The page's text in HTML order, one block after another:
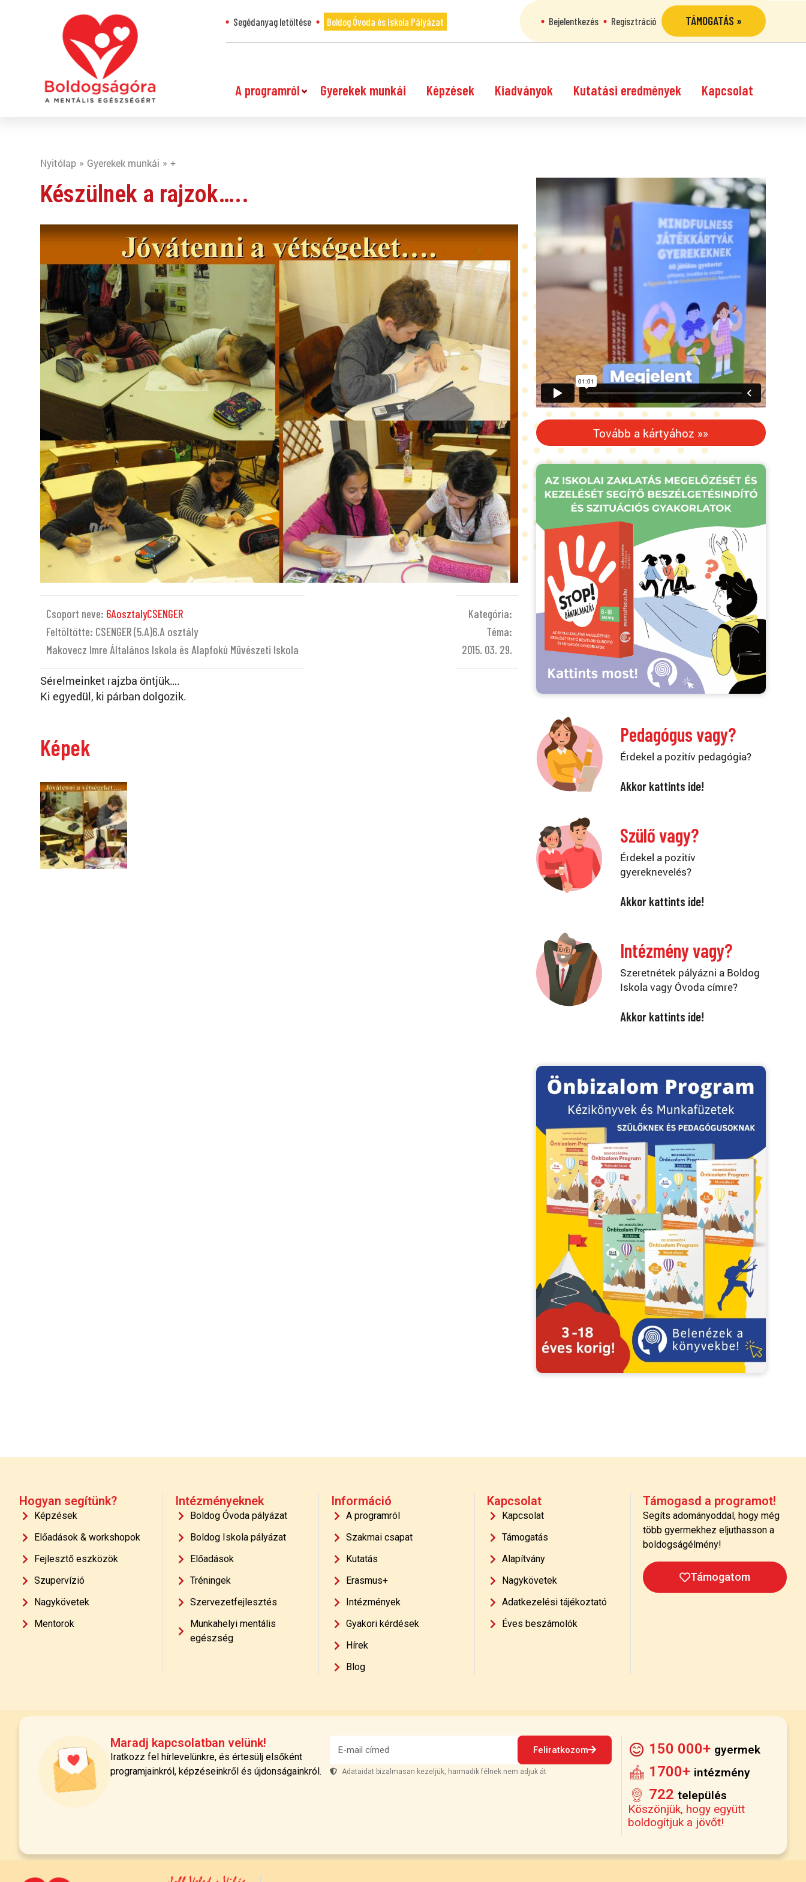
Segédanyag letöltése Boldog Óvoda és Iskola Pályázat Bejelentkezés Regisztráció TÁMOGATÁS »
A programról Gyerekek munkái Képzések Kiadványok Kutatási eredmények Kapcsolat
Nyitólap Gyerekek munkái +
Készülnek a rajzok…..
Csoport neve: 6AosztalyCSENGER
Feltöltötte: CSENGER (5.A)6.A osztály
Makovecz Imre Általános Iskola és Alapfokú Művészeti Iskola
Kategória:
Téma:
2015. 03. 29.
Sérelmeinket rajzba öntjük….
Ki egyedül, ki párban dolgozik.
Képek
Tovább a kártyához »»
Pedagógus vagy?
Érdekel a pozitív pedagógia?
Akkor kattints ide!
Szülő vagy?
Érdekel a pozitív
gyereknevelés?
Akkor kattints ide!
Intézmény vagy?
Szeretnétek pályázni a Boldog
Iskola vagy Óvoda címre?
Akkor kattints ide!
Hogyan segítünk?
Képzések
Előadások & workshopok
Fejlesztő eszközök
Szupervízió
Nagykövetek
Mentorok
Intézményeknek
Boldog Óvoda pályázat
Boldog Iskola pályázat
Előadások
Tréningek
Szervezetfejlesztés
Munkahelyi mentális
egészség
Információ
A programról
Szakmai csapat
Kutatás
Erasmus+
Intézmények
Gyakori kérdések
Hírek
Blog
Kapcsolat
Kapcsolat
Támogatás
Alapítvány
Nagykövetek
Adatkezelési tájékoztató
Éves beszámolók
Támogasd a programot!
Segíts adományoddal, hogy még
több gyermekhez eljuthasson a
boldogságélmény!
Támogatom
Maradj kapcsolatban velünk!
Iratkozz fel hírlevelünkre, és értesülj elsőként
programjainkról, képzéseinkről és újdonságainkról.
Feliratkozom
Adataidat bizalmasan kezeljük, harmadik félnek nem adjuk át
150 000+ gyermek
1700+ intézmény
722 település
Köszönjük, hogy együtt
boldogítjuk a jövőt!